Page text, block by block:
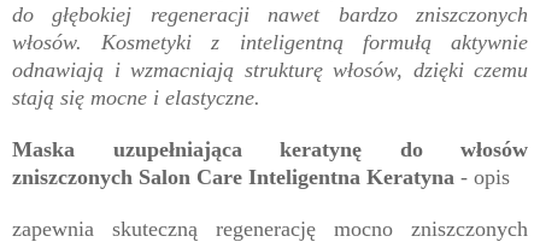
do głębokiej regeneracji nawet bardzo zniszczonych
włosów. Kosmetyki z inteligentną formułą aktywnie
odnawiają i wzmacniają strukturę włosów, dzięki czemu
stają się mocne i elastyczne.
Maska uzupełniająca keratynę do włosów
zniszczonych Salon Care Inteligentna Keratyna - opis
zapewnia skuteczną regenerację mocno zniszczonych